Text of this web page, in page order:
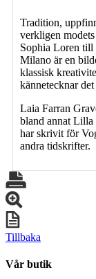
Tradition,
verkligen
Sophia Loren till
Milano är en
klassisk
kännetecknar
Laia Farran
bland annat Lilla
har skrivit för
andra tidskrifter.
Tillbaka
Vår butik